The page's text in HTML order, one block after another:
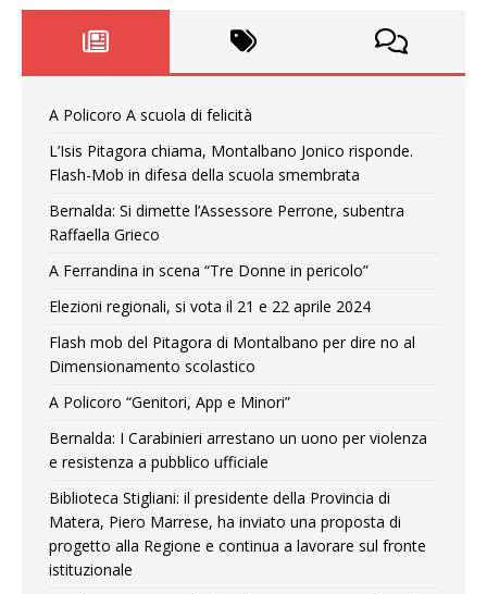
A Policoro A scuola di felicità
L’Isis Pitagora chiama, Montalbano Jonico risponde.
Flash-Mob in difesa della scuola smembrata
Bernalda: Si dimette l’Assessore Perrone, subentra
Raffaella Grieco
A Ferrandina in scena “Tre Donne in pericolo”
Elezioni regionali, si vota il 21 e 22 aprile 2024
Flash mob del Pitagora di Montalbano per dire no al
Dimensionamento scolastico
A Policoro “Genitori, App e Minori”
Bernalda: I Carabinieri arrestano un uono per violenza
e resistenza a pubblico ufficiale
Biblioteca Stigliani: il presidente della Provincia di
Matera, Piero Marrese, ha inviato una proposta di
progetto alla Regione e continua a lavorare sul fronte
istituzionale